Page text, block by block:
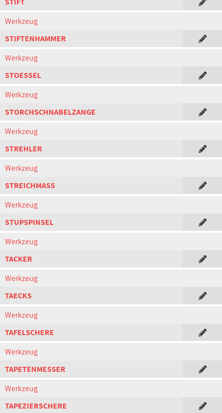
Werkzeug
STIFTENHAMMER
Werkzeug
STOESSEL
Werkzeug
STORCHSCHNABELZANGE
Werkzeug
STREHLER
Werkzeug
STREICHMASS
Werkzeug
STUPSPINSEL
Werkzeug
TACKER
Werkzeug
TAECKS
Werkzeug
TAFELSCHERE
Werkzeug
TAPETENMESSER
Werkzeug
TAPEZIERSCHERE